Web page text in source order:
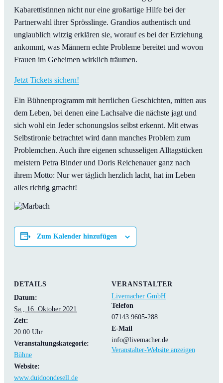
Kabarettistinnen nicht nur eine großartige Hilfe bei der
Partnerwahl ihrer Sprösslinge. Grandios authentisch und
unglaublich witzig erklären sie, worauf es bei der Erziehung
ankommt, was Männern echte Probleme bereitet und wovon
Frauen im Geheimen wirklich träumen.
Jetzt Tickets sichern!
Ein Bühnenprogramm mit herrlichen Geschichten, mitten aus
dem Leben, bei denen eine Lachsalve die nächste jagt und
sich wohl ein Jeder schonungslos selbst erkennt. Mit etwas
Selbstironie betrachtet wird dann manches Problem zum
Problemchen. Auch ihre eigenen schusseligen Alltagstücken
meistern Petra Binder und Doris Reichenauer ganz nach
ihrem Motto: Nur wer täglich herzlich lacht, hat im Leben
alles richtig gmacht!
Zum Kalender hinzufügen
DETAILS
Datum:
Sa., 16. Oktober 2021
Zeit:
20:00 Uhr
Veranstaltungskategorie:
Bühne
Website:
www.duidoondesell.de
VERANSTALTER
Livemacher GmbH
Telefon
07143 9605-288
E-Mail
info@livemacher.de
Veranstalter-Website anzeigen